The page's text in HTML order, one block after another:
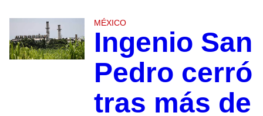
MÉXICO
Ingenio San
Pedro cerró
tras más de